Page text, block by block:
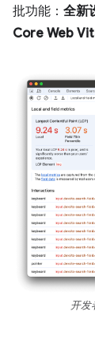
批功能： 全新
Core Web
开发